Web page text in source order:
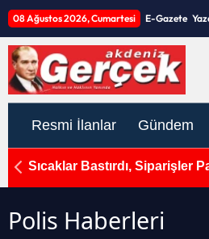
08 Ağustos 2026, Cumartesi E-Gazete
Resmi İlanlar Gündem
Sıcaklar Bastırdı, Siparişler
Polis Haberleri